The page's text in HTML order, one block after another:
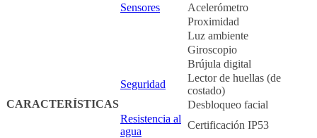
CARACTERÍSTICAS
Sensores
Acelerómetro
Proximidad
Luz ambiente
Giroscopio
Brújula digital
Seguridad
Lector de huellas (de
costado)
Desbloqueo facial
Resistencia al
agua
Certificación IP53